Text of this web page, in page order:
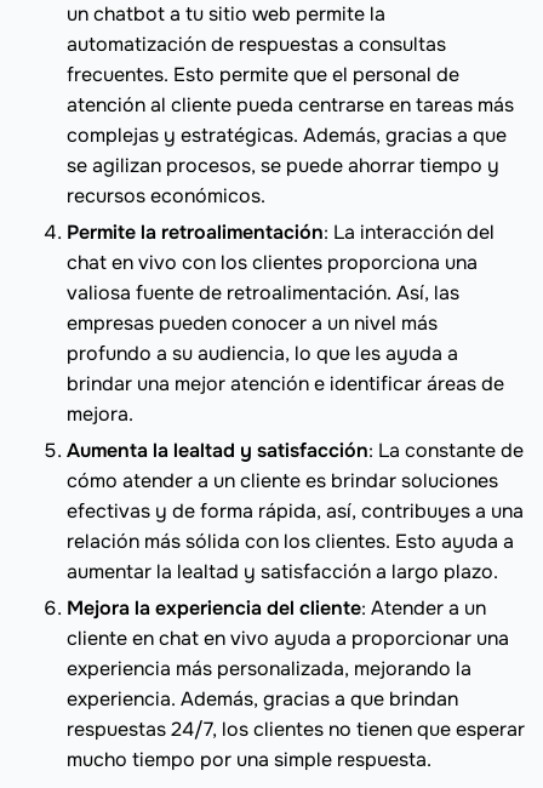
un chatbot a tu sitio web permite la
automatización de respuestas a consultas
frecuentes. Esto permite que el personal de
atención al cliente pueda centrarse en tareas más
complejas y estratégicas. Además, gracias a que
se agilizan procesos, se puede ahorrar tiempo y
recursos económicos.
Permite la retroalimentación: La interacción del
chat en vivo con los clientes proporciona una
valiosa fuente de retroalimentación. Así, las
empresas pueden conocer a un nivel más
profundo a su audiencia, lo que les ayuda a
brindar una mejor atención e identificar áreas de
mejora.
Aumenta la lealtad y satisfacción: La constante de
cómo atender a un cliente es brindar soluciones
efectivas y de forma rápida, así, contribuyes a una
relación más sólida con los clientes. Esto ayuda a
aumentar la lealtad y satisfacción a largo plazo.
Mejora la experiencia del cliente: Atender a un
cliente en chat en vivo ayuda a proporcionar una
experiencia más personalizada, mejorando la
experiencia. Además, gracias a que brindan
respuestas 24/7, los clientes no tienen que esperar
mucho tiempo por una simple respuesta.